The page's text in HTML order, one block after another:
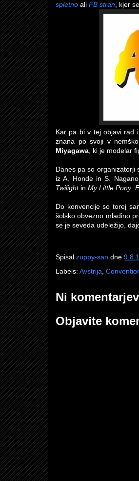
spletno ali FB stran , kjer
Kar pa bi v tej objavi rad
znana po svoji v
Miyagawa , ki je modelar
Danes pa so organizatorji
iz A. Honde in S.
Twilightin My Little Pony:
Do konvencije so torej
šolsko obvezno mladino
se je seveda udeležijo,
Spisal zuppy-san dne
Labels: Avstrija
Ni
Objavite